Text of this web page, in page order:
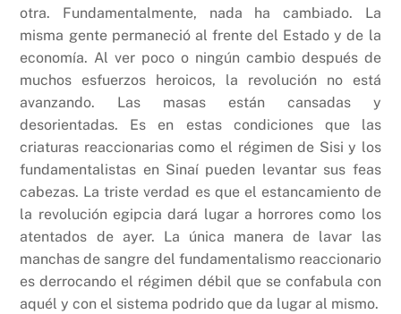
otra. Fundamentalmente, nada ha cambiado. La
misma gente permaneció al frente del Estado y de la
economía. Al ver poco o ningún cambio después de
muchos esfuerzos heroicos, la revolución no está
avanzando. Las masas están cansadas ​​y
desorientadas. Es en estas condiciones que las
criaturas reaccionarias como el régimen de Sisi y los
fundamentalistas en Sinaí pueden levantar sus feas
cabezas. La triste verdad es que el estancamiento de
la revolución egipcia dará lugar a horrores como los
atentados de ayer. La única manera de lavar las
manchas de sangre del fundamentalismo reaccionario
es derrocando el régimen débil que se confabula con
aquél y con el sistema podrido que da lugar al mismo.